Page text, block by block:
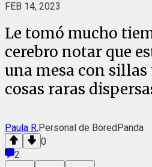
FEB 14, 2023
Le tomó mucho
cerebro notar que
una mesa con sillas
cosas raras
Paula R.Personal de BoredPanda
0
2